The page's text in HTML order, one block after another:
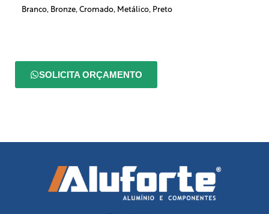
Branco, Bronze, Cromado, Metálico, Preto
SOLICITA ORÇAMENTO